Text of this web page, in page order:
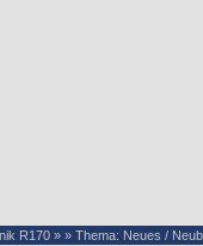
R170 » » Thema: Neues /